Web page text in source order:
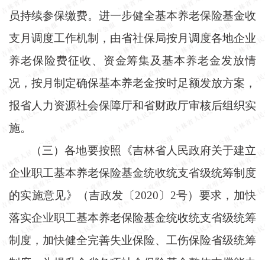
员持续参保缴费。进一步健全基本养老保险基金收
支月调度工作机制，由省社保局按月调度各地企业
养老保险费征收、资金筹集及基本养老金发放情
况，按月制定确保基本养老金按时足额发放方案，
报省人力资源社会保障厅和省财政厅审核后组织实
施。
（三）各地要按照《吉林省人民政府关于建立
企业职工基本养老保险基金统收统支省级统筹制度
的实施意见》（吉政发〔2020〕2号）要求，加快
落实企业职工基本养老保险基金统收统支省级统筹
制度，加快健全完善失业保险、工伤保险省级统筹